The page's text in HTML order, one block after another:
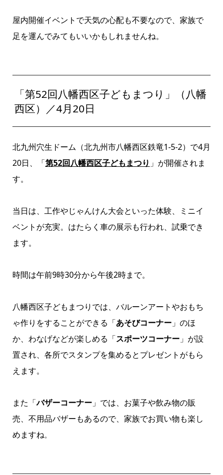
屋内開催イベントで天気の心配も不要なので、家族で
足を運んでみてもいいかもしれませんね。
「第52回八幡西区子どもまつり」（八幡
西区）／4月20日
北九州穴生ドーム（北九州市八幡西区鉄竜1-5-2）で4月
20日、「第52回八幡西区子どもまつり 」が開催されま
す。
当日は、工作やじゃんけん大会といった体験、ミニイ
ベントが充実。はたらく車の展示も行われ、試乗でき
ます。
時間は午前9時30分から午後2時まで。
八幡西区子どもまつりでは、バルーンアートやおもち
ゃ作りをすることができる「あそびコーナー」のほ
か、わなげなどが楽しめる「スポーツコーナー」が設
置され、各所でスタンプを集めるとプレゼントがもら
えます。
また「バザーコーナー」では、お菓子や飲み物の販
売、不用品バザーもあるので、家族でお買い物も楽し
めますね。